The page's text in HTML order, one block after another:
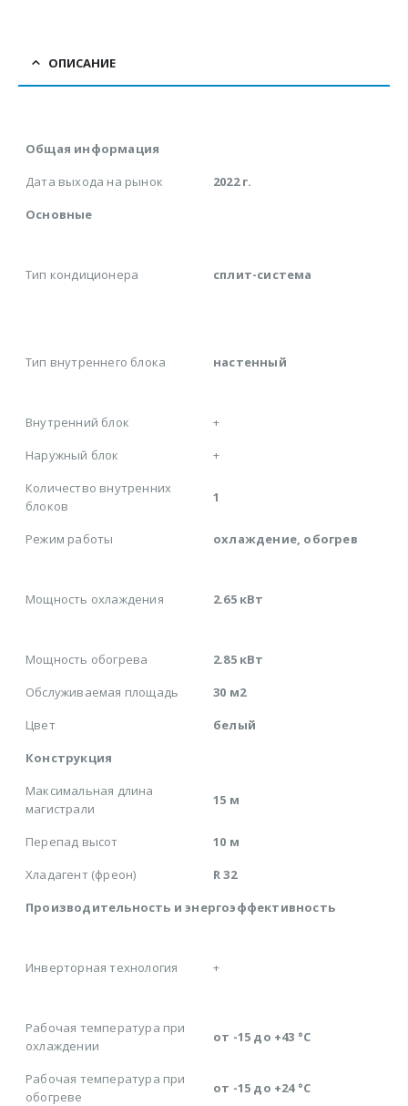
ОПИСАНИЕ
Общая информация
Дата выхода на рынок
2022 г.
Основные
Тип кондиционера сплит-система
Тип внутреннего блока настенный
Внутренний блок
+
Наружный блок
+
Количество внутренних
блоков
1
Режим работы охлаждение, обогрев
Мощность охлаждения 2.65 кВт
Мощность обогрева
2.85 кВт
Обслуживаемая площадь
30 м2
Цвет
белый
Конструкция
Максимальная длина
магистрали
15 м
Перепад высот
10 м
Хладагент (фреон)
R 32
Производительность и энергоэффективность
Инверторная технология +
Рабочая температура при
охлаждении
от -15 до +43 °C
Рабочая температура при
обогреве
от -15 до +24 °C